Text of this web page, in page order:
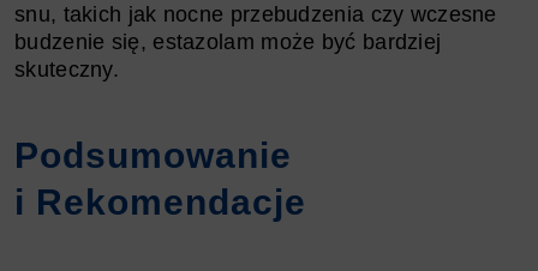
snu, takich jak nocne przebudzenia czy wczesne
budzenie się, estazolam może być bardziej
skuteczny.
Podsumowanie
i Rekomendacje